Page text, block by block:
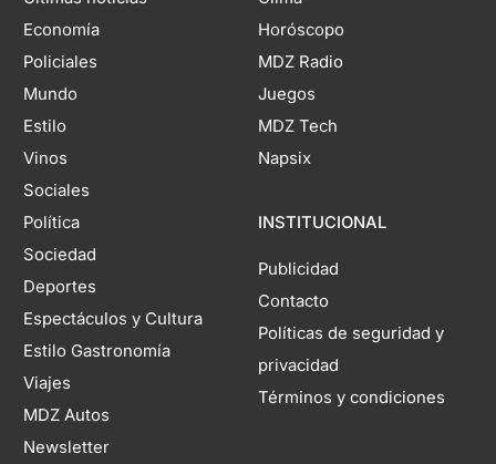
Economía
Policiales
Mundo
Estilo
Vinos
Sociales
Política
Sociedad
Deportes
Espectáculos y Cultura
Estilo Gastronomía
Viajes
MDZ Autos
Newsletter
Horóscopo
MDZ Radio
Juegos
MDZ Tech
Napsix
INSTITUCIONAL
Publicidad
Contacto
Políticas de seguridad y
privacidad
Términos y condiciones